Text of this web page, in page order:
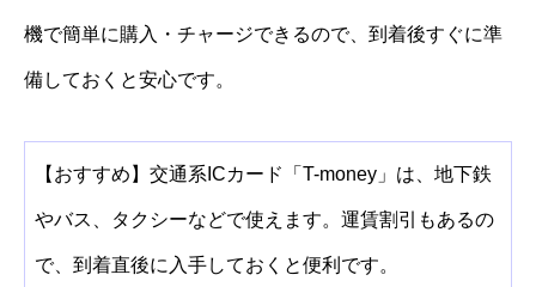
機で簡単に購入・チャージできるので、到着後すぐに準
備しておくと安心です。
【おすすめ】交通系ICカード「T-money」は、地下鉄
やバス、タクシーなどで使えます。運賃割引もあるの
で、到着直後に入手しておくと便利です。